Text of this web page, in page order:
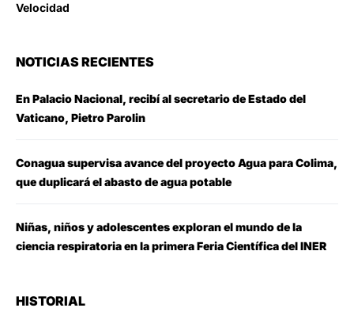
Velocidad
NOTICIAS RECIENTES
En Palacio Nacional, recibí al secretario de Estado del
Vaticano, Pietro Parolin
Conagua supervisa avance del proyecto Agua para Colima,
que duplicará el abasto de agua potable
Niñas, niños y adolescentes exploran el mundo de la
ciencia respiratoria en la primera Feria Científica del INER
HISTORIAL